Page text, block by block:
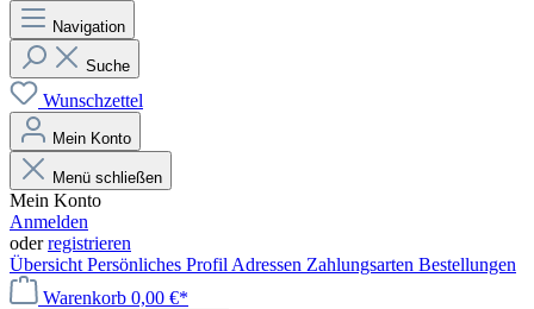
Navigation
Suche
Wunschzettel
Mein Konto
Menü schließen
Mein Konto
Anmelden
oderregistrieren
Übersicht Persönliches Profil Adressen Zahlungsarten Bestellungen
Warenkorb 0,00 €*